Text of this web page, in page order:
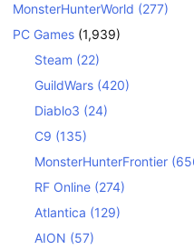
MonsterHunterWorld (277)
PC Games (1,939)
Steam (22)
GuildWars (420)
Diablo3 (24)
C9 (135)
MonsterHunterFrontier
RF Online (274)
Atlantica (129)
AION (57)